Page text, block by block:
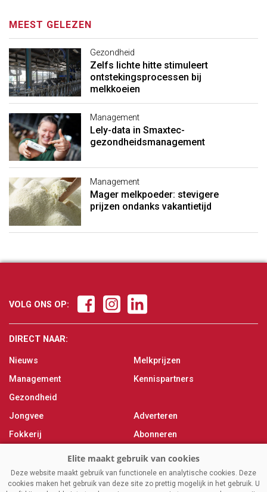
MEEST GELEZEN
Gezondheid
Zelfs lichte hitte stimuleert
ontstekingsprocessen bij
melkkoeien
Management
Lely-data in Smaxtec-
gezondheidsmanagement
Management
Mager melkpoeder: stevigere
prijzen ondanks vakantietijd
VOLG ONS OP:
DIRECT NAAR:
Nieuws
Management
Gezondheid
Jongvee
Fokkerij
Melken
Magazine
Melkprijzen
Kennispartners
Adverteren
Abonneren
Over ons
Contact
Deze website maakt gebruik van functionele en analytische cookies. Deze
cookies maken het gebruik van deze site zo prettig mogelijk in het gebruik. U